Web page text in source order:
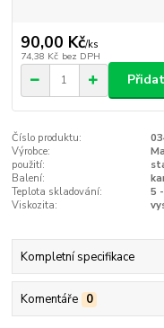
90,00 Kč/ks
74,38 Kč bez DPH
Číslo produktu:
Výrobce:
použití:
Balení:
Teplota skladování:
5
Viskozita:
Kompletní specifikace
Komentáře 0